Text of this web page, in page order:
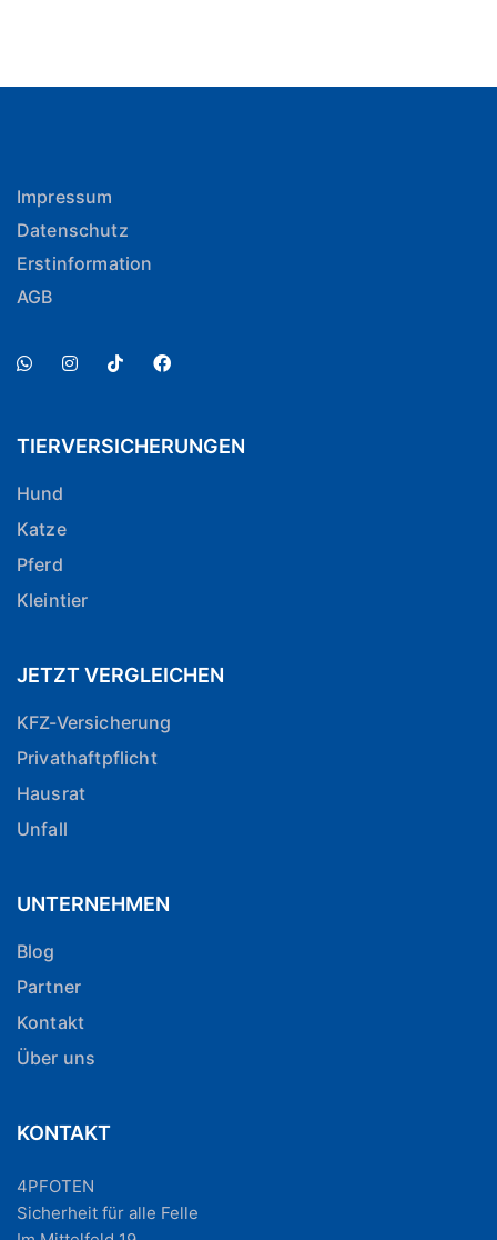
Impressum
Datenschutz
Erstinformation
AGB
TIERVERSICHERUNGEN
Hund
Katze
Pferd
Kleintier
JETZT VERGLEICHEN
KFZ-Versicherung
Privathaftpflicht
Hausrat
Unfall
UNTERNEHMEN
Blog
Partner
Kontakt
Über uns
KONTAKT
4PFOTEN
Sicherheit für alle Felle